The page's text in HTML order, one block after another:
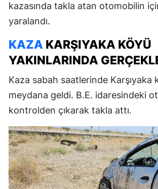
kazasında takla atan otomobilin
yaralandı.
KAZA KARŞIYAKA KÖYÜ
YAKINLARINDA
Kaza sabah saatlerinde Karşıyaka
meydana geldi. B.E. idaresindeki
kontrolden çıkarak takla attı.